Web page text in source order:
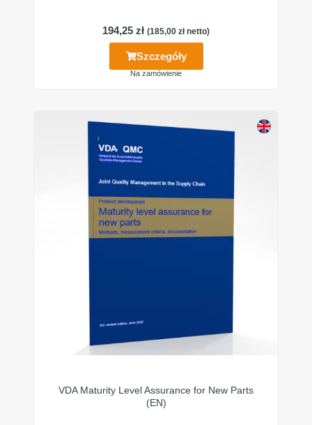
194,25 zł (185,00 złnetto)
Szczegóły
Na zamówienie
VDA Maturity Level Assurance for New Parts
(EN)